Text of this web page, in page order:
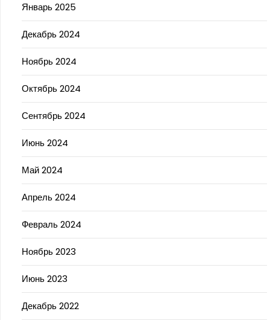
Январь 2025
Декабрь 2024
Ноябрь 2024
Октябрь 2024
Сентябрь 2024
Июнь 2024
Май 2024
Апрель 2024
Февраль 2024
Ноябрь 2023
Июнь 2023
Декабрь 2022